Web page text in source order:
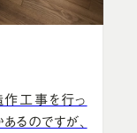
工事を行っ
るのですが、